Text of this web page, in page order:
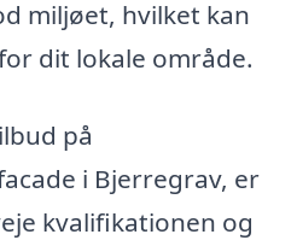
miljøet, hvilket kan
dit lokale område.
på
i Bjerregrav, er
kvalifikationen og